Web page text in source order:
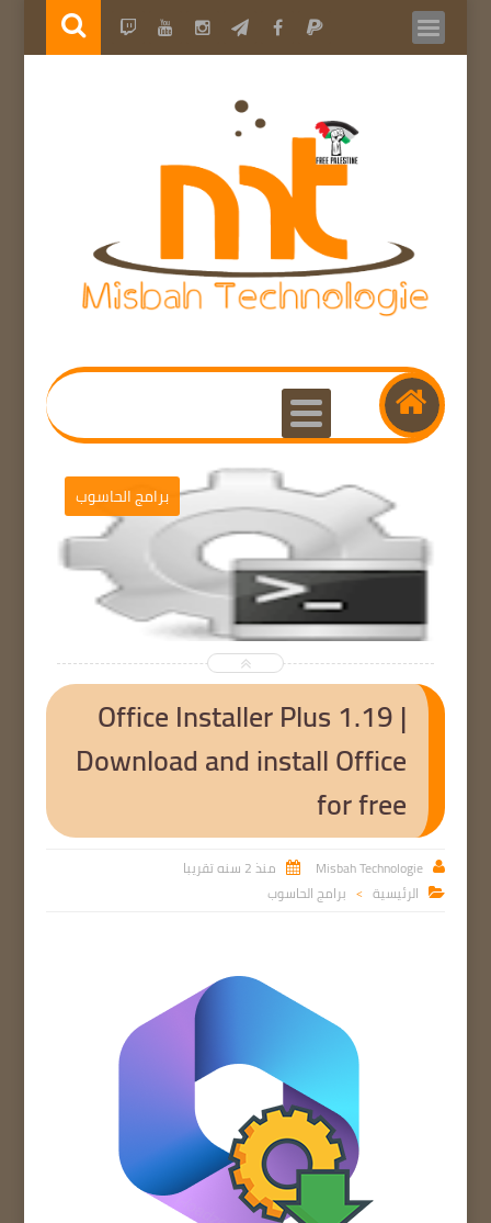
برامج الحاسوب
Office Installer Plus 1.19 |
Download and install Office
for free

Misbah Technologie
 منذ 2 سنه تقريبا
 الرئيسية > برامج الحاسوب